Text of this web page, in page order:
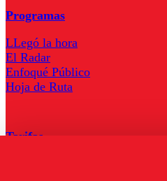
Programas
LLegó la hora
El Radar
Enfoqué Público
Hoja de Ruta
Tarifas